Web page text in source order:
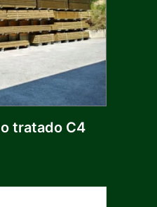
tratado C4